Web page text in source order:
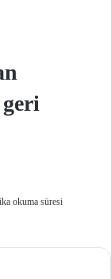
okuma süresi